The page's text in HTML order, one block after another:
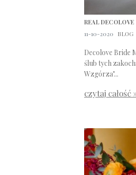
REAL
11-10-2020
BLOG
Decolove Bride
ślub tych
Wzgórza"...
czytaj całość